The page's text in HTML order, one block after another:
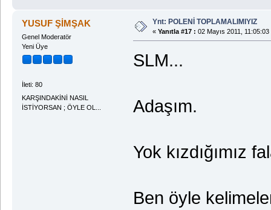
YUSUF ŞİMŞAK
Genel Moderatör
Yeni Üye
İleti: 80
KARŞINDAKİNİ NASIL
İSTİYORSAN ; ÖYLE OL...
Ynt: POLENİ TOPLAMALIMIYIZ
« Yanıtla #17 : 02 Mayıs 2011, 11:05:03
SLM...
Adaşım.
Yok kızdığımız
Ben öyle